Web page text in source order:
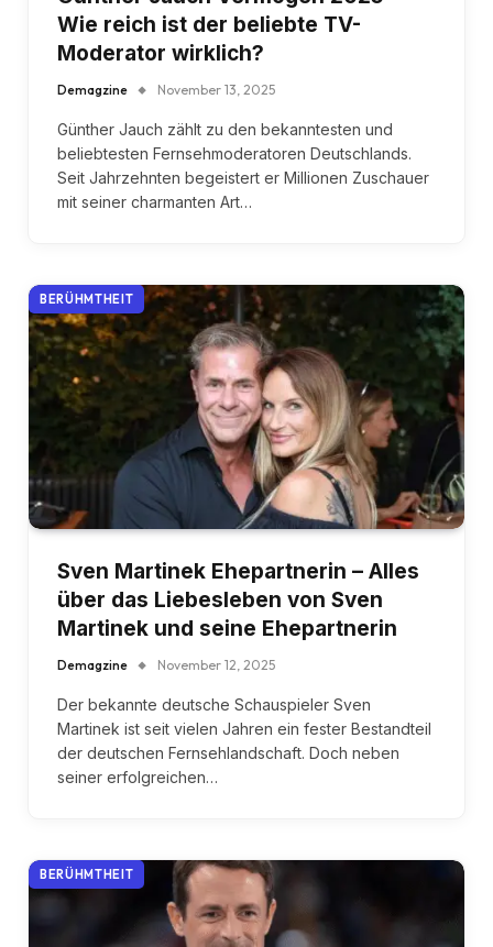
Wie reich ist der beliebte TV-
Moderator wirklich?
Demagzine November 13, 2025
Günther Jauch zählt zu den bekanntesten und
beliebtesten Fernsehmoderatoren Deutschlands.
Seit Jahrzehnten begeistert er Millionen Zuschauer
mit seiner charmanten Art…
BERÜHMTHEIT
Sven Martinek Ehepartnerin – Alles
über das Liebesleben von Sven
Martinek und seine Ehepartnerin
Demagzine November 12, 2025
Der bekannte deutsche Schauspieler Sven
Martinek ist seit vielen Jahren ein fester Bestandteil
der deutschen Fernsehlandschaft. Doch neben
seiner erfolgreichen…
BERÜHMTHEIT